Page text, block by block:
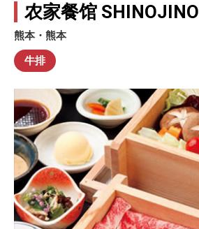
农家餐馆 SHINOJINO
熊本・熊本
牛排